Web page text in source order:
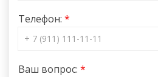
Телефон:
Ваш вопрос: